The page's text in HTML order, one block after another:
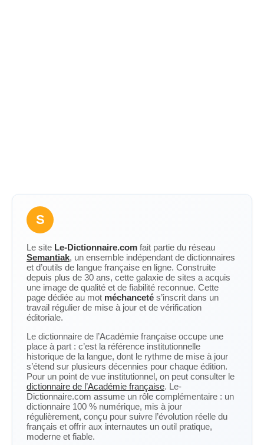
S
Le site Le-Dictionnaire.com fait partie du réseau
Semantiak, un ensemble indépendant de dictionnaires
et d’outils de langue française en ligne. Construite
depuis plus de 30 ans, cette galaxie de sites a acquis
une image de qualité et de fiabilité reconnue. Cette
page dédiée au mot méchanceté s’inscrit dans un
travail régulier de mise à jour et de vérification
éditoriale.
Le dictionnaire de l’Académie française occupe une
place à part : c’est la référence institutionnelle
historique de la langue, dont le rythme de mise à jour
s’étend sur plusieurs décennies pour chaque édition.
Pour un point de vue institutionnel, on peut consulter le
dictionnaire de l’Académie française. Le-
Dictionnaire.com assume un rôle complémentaire : un
dictionnaire 100 % numérique, mis à jour
régulièrement, conçu pour suivre l’évolution réelle du
français et offrir aux internautes un outil pratique,
moderne et fiable.